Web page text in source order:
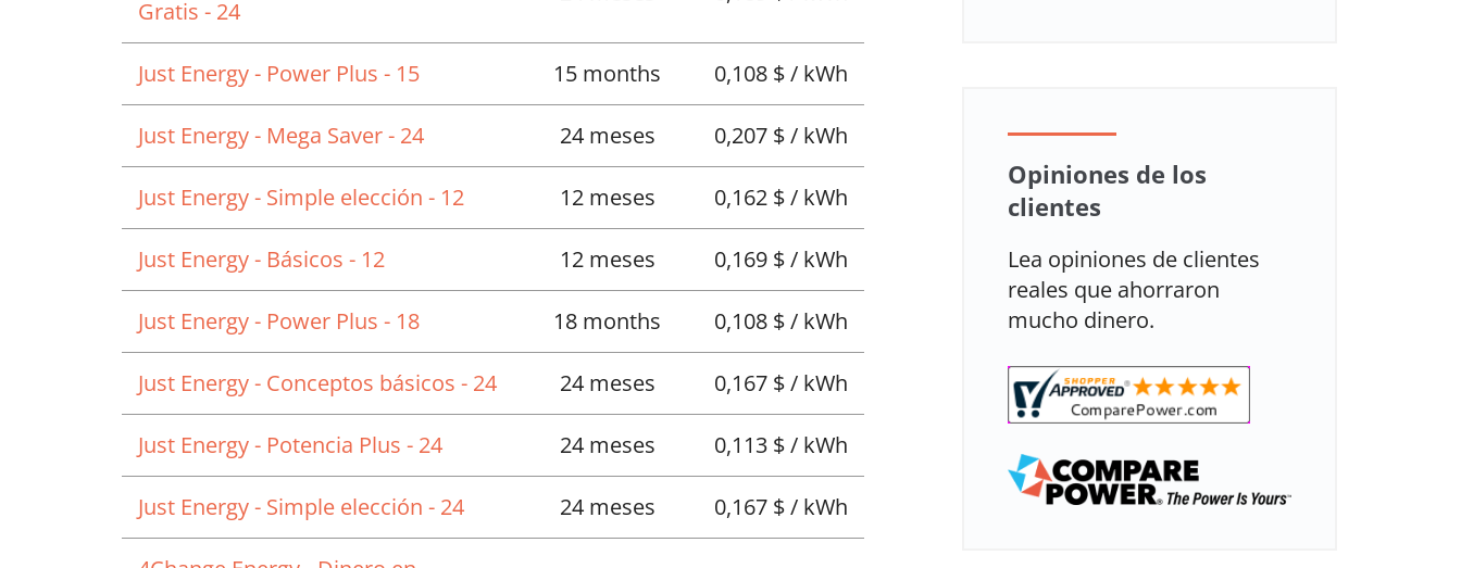
Gratis - 24
Just Energy - Power Plus - 15 15 months 0,108 $ / kWh
Just Energy - Mega Saver - 24 24 meses 0,207 $ / kWh
Just Energy - Simple elección - 12 12 meses 0,162 $ / kWh
Just Energy - Básicos - 12 12 meses 0,169 $ / kWh
Just Energy - Power Plus - 18 18 months 0,108 $ / kWh
Just Energy - Conceptos básicos - 24 24 meses 0,167 $ / kWh
Just Energy - Potencia Plus - 24 24 meses 0,113 $ / kWh
Just Energy - Simple elección - 24 24 meses 0,167 $ / kWh
Opiniones de los
clientes
Lea opiniones de clientes
reales que ahorraron
mucho dinero.